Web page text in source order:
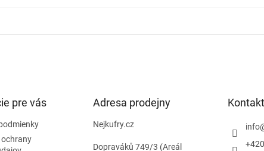
pre vás Adresa prodejny
Nejkufry.cz
Dopraváků 749/3 (Areál
Kontakt
info